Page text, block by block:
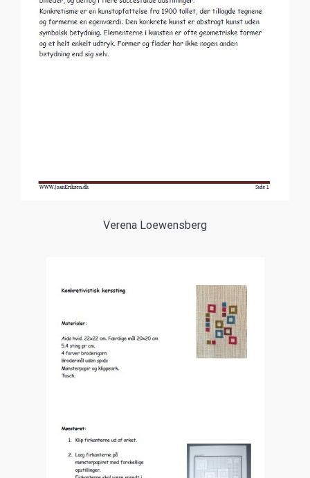
Verena Loewensberg